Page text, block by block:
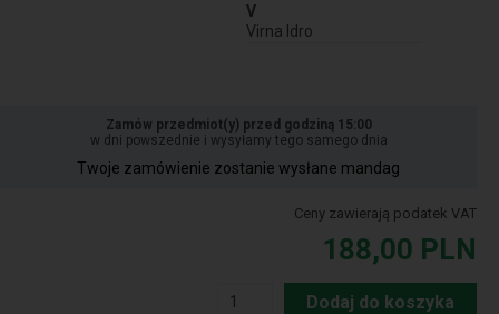
V
Virna Idro
Zamów przedmiot(y) przed godziną 15:00
w dni powszednie i wysyłamy tego samego dnia
Twoje zamówienie zostanie wysłane mandag
Ceny zawierają podatek VAT
188,00 PLN
Dodaj do koszyka